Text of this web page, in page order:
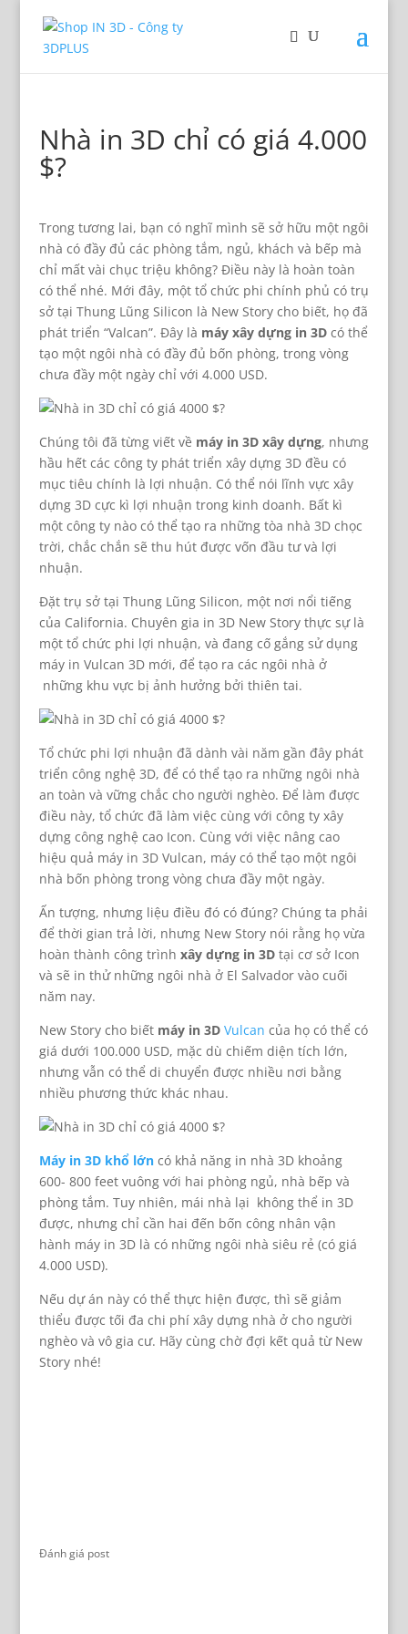
Nhà in 3D chỉ có giá 4.000
$?
Trong tương lai, bạn có nghĩ mình sẽ sở hữu một ngôi
nhà có đầy đủ các phòng tắm, ngủ, khách và bếp mà
chỉ mất vài chục triệu không? Điều này là hoàn toàn
có thể nhé. Mới đây, một tổ chức phi chính phủ có trụ
sở tại Thung Lũng Silicon là New Story cho biết, họ đã
phát triển “Valcan”. Đây là máy xây dựng in 3Dcó thể
tạo một ngôi nhà có đầy đủ bốn phòng, trong vòng
chưa đầy một ngày chỉ với 4.000 USD.
Chúng tôi đã từng viết về máy in 3D xây dựng, nhưng
hầu hết các công ty phát triển xây dựng 3D đều có
mục tiêu chính là lợi nhuận. Có thể nói lĩnh vực xây
dựng 3D cực kì lợi nhuận trong kinh doanh. Bất kì
một công ty nào có thể tạo ra những tòa nhà 3D chọc
trời, chắc chắn sẽ thu hút được vốn đầu tư và lợi
nhuận.
Đặt trụ sở tại Thung Lũng Silicon, một nơi nổi tiếng
của California. Chuyên gia in 3D New Story thực sự là
một tổ chức phi lợi nhuận, và đang cố gắng sử dụng
máy in Vulcan 3D mới, để tạo ra các ngôi nhà ở
những khu vực bị ảnh hưởng bởi thiên tai.
Tổ chức phi lợi nhuận đã dành vài năm gần đây phát
triển công nghệ 3D, để có thể tạo ra những ngôi nhà
an toàn và vững chắc cho người nghèo. Để làm được
điều này, tổ chức đã làm việc cùng với công ty xây
dựng công nghệ cao Icon. Cùng với việc nâng cao
hiệu quả máy in 3D Vulcan, máy có thể tạo một ngôi
nhà bốn phòng trong vòng chưa đầy một ngày.
Ấn tượng, nhưng liệu điều đó có đúng? Chúng ta phải
để thời gian trả lời, nhưng New Story nói rằng họ vừa
hoàn thành công trình xây dựng in 3Dtại cơ sở Icon
và sẽ in thử những ngôi nhà ở El Salvador vào cuối
năm nay.
New Story cho biết máy in 3D Vulcan của họ có thể có
giá dưới 100.000 USD, mặc dù chiếm diện tích lớn,
nhưng vẫn có thể di chuyển được nhiều nơi bằng
nhiều phương thức khác nhau.
Máy in 3D khổ lớncó khả năng in nhà 3D khoảng
600- 800 feet vuông với hai phòng ngủ, nhà bếp và
phòng tắm. Tuy nhiên, mái nhà lại không thể in 3D
được, nhưng chỉ cần hai đến bốn công nhân vận
hành máy in 3D là có những ngôi nhà siêu rẻ (có giá
4.000 USD).
Nếu dự án này có thể thực hiện được, thì sẽ giảm
thiểu được tối đa chi phí xây dựng nhà ở cho người
nghèo và vô gia cư. Hãy cùng chờ đợi kết quả từ New
Story nhé!
Đánh giá post